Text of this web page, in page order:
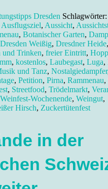
Dresden Schlagwörter:
Ausflugsziel, Aussicht,
, Botanischer Garten,
Dresden Weißig, Dresdner Heide,
und Trinken, freier Eintritt,
, kostenlos, Laubegast, Luga,
und Tanz, Nostalgiedampfer
, Petition, Pirna, Rammenau,
, Streetfood, Trödelmarkt,
Weinfest-Wochenende, Weingut,
Hirsch, Zuckertütenfest
in der